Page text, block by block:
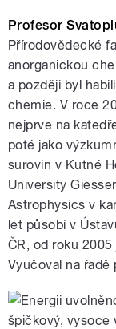
Profesor
Přírodovědecké
anorganickou
a později byl
chemie. V roce
nejprve na
poté jako
surovin v Kutné
University
Astrophysics v
let působí v
ČR, od roku
Vyučoval na